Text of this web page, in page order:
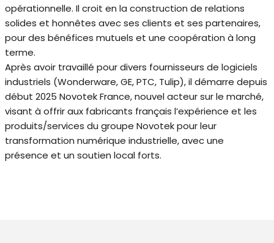
opérationnelle. Il croit en la construction de relations
solides et honnêtes avec ses clients et ses partenaires,
pour des bénéfices mutuels et une coopération à long
terme.
Après avoir travaillé pour divers fournisseurs de logiciels
industriels (Wonderware, GE, PTC, Tulip), il démarre depuis
début 2025 Novotek France, nouvel acteur sur le marché,
visant à offrir aux fabricants français l’expérience et les
produits/services du groupe Novotek pour leur
transformation numérique industrielle, avec une
présence et un soutien local forts.